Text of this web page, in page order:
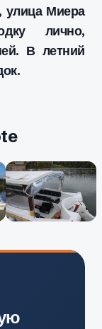
улица Миера
лично,
В летний